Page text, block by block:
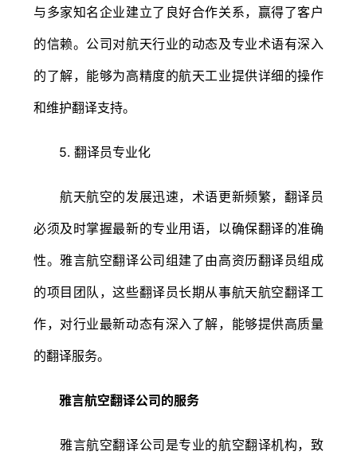
与多家知名企业建立了良好合作关系，赢得了客户
的信赖。公司对航天行业的动态及专业术语有深入
的了解，能够为高精度的航天工业提供详细的操作
和维护翻译支持。
5. 翻译员专业化
航天航空的发展迅速，术语更新频繁，翻译员
必须及时掌握最新的专业用语，以确保翻译的准确
性。雅言航空翻译公司组建了由高资历翻译员组成
的项目团队，这些翻译员长期从事航天航空翻译工
作，对行业最新动态有深入了解，能够提供高质量
的翻译服务。
雅言航空翻译公司的服务
雅言航空翻译公司是专业的航空翻译机构，致